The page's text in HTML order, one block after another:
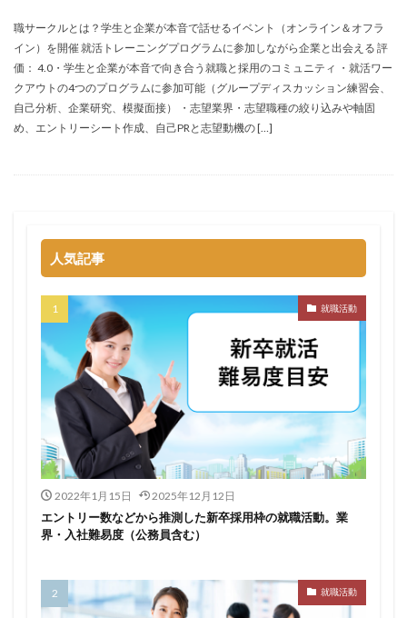
職サークルとは？学生と企業が本音で話せるイベント（オンライン＆オフラ
イン）を開催 就活トレーニングプログラムに参加しながら企業と出会える 評
価： 4.0・学生と企業が本音で向き合う就職と採用のコミュニティ ・就活ワー
クアウトの4つのプログラムに参加可能（グループディスカッション練習会、
自己分析、企業研究、模擬面接） ・志望業界・志望職種の絞り込みや軸固
め、エントリーシート作成、自己PRと志望動機の […]
人気記事
就職活動
2022年1月15日 2025年12月12日
エントリー数などから推測した新卒採用枠の就職活動。業
界・入社難易度（公務員含む）
就職活動
内定出るのが早い
倍率が低い
信頼できる
何個
何がしたいかわからない
体験談
体育会系
内定をもらいやすい
内定欲しい
初めて
性格診断アプリ
情報系学部
会社辞めたい
若者
誰でも受かる業界
評判
見分け方
裁量権
落ちてから
自己分析ツール 身バレ
自己分析
自己PR動画
職種 職務経歴書
職サークル
締切
第二新卒とは
第二新卒エージェントneo
第二新卒
超優良企業 種類
長所
面談
面接 難易度
難しく考えすぎ
難しい
隠れホワイト企業
長所がわからない
適職診断ツール
進路決まらない
逆質問 逆求人
退会出来ない
転職できる
転職サイト 穴場
私服